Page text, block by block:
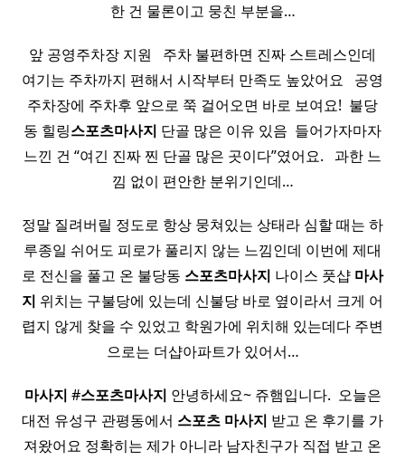
한 건 물론이고 뭉친 부분을…
앞 공영주차장 지원 ​ ​ 주차 불편하면 진짜 스트레스인데
여기는 주차까지 편해서 시작부터 만족도 높았어요 ​ ​ 공영
주차장에 주차후 앞으로 쭉 걸어오면 바로 보여요! ​ 불당
동 힐링스포츠마사지 단골 많은 이유 있음 ​ 들어가자마자
느낀 건 “여긴 진짜 찐 단골 많은 곳이다”였어요. ​ ​ 과한 느
낌 없이 편안한 분위기인데…
정말 질려버릴 정도로 항상 뭉쳐있는 상태라 심할 때는 하
루종일 쉬어도 피로가 풀리지 않는 느낌인데 이번에 제대
로 전신을 풀고 온 불당동 스포츠마사지 나이스 풋샵 마사
지 위치는 구불당에 있는데 신불당 바로 옆이라서 크게 어
렵지 않게 찾을 수 있었고 학원가에 위치해 있는데다 주변
으로는 더샵아파트가 있어서…
마사지 #스포츠마사지 안녕하세요~ 쥬햄입니다. ​ 오늘은
대전 유성구 관평동에서 스포츠 마사지 받고 온 후기를 가
져왔어요 정확히는 제가 아니라 남자친구가 직접 받고 온